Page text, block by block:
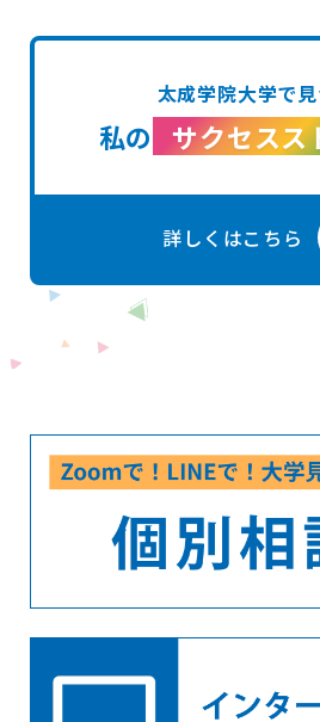
太成学院大学で
私の サクセスス
詳しくはこちら